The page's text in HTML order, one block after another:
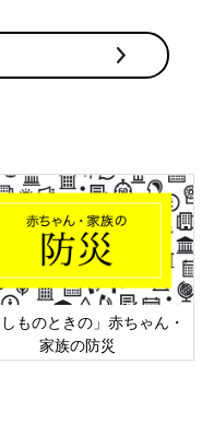
しものときの」赤ちゃん・
家族の防災